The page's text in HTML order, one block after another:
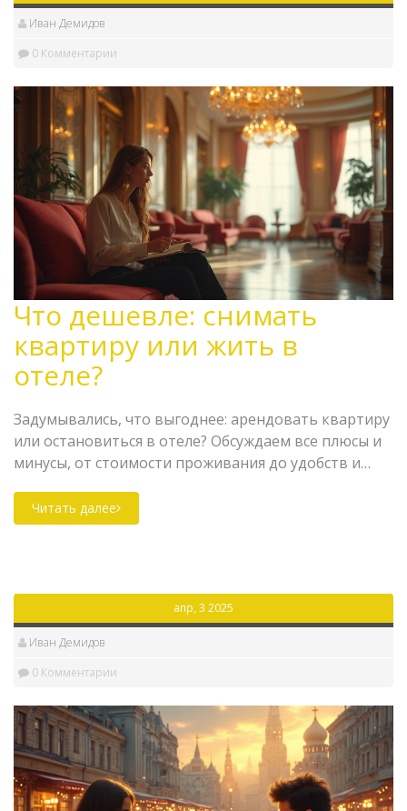
суставов.
Иван Демидов
0 Комментарии
Что дешевле: снимать
квартиру или жить в
отеле?
Задумывались, что выгоднее: арендовать квартиру
или остановиться в отеле? Обсуждаем все плюсы и
минусы, от стоимости проживания до удобств и
и интересными фактами, чтобы помочь вам
принять разумное решение для вашего бюджета и
Читать далее
апр, 3 2025
Иван Демидов
0 Комментарии